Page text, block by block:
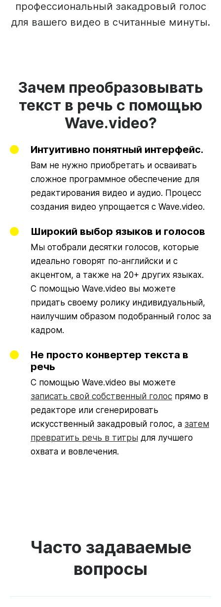
профессиональный закадровый голос
для вашего видео в считанные минуты.
Зачем преобразовывать
текст в речь с помощью
Wave.video?
Интуитивно понятный интерфейс.
Вам не нужно приобретать и осваивать
сложное программное обеспечение для
редактирования видео и аудио. Процесс
создания видео упрощается с Wave.video.
Широкий выбор языков и голосов
Мы отобрали десятки голосов, которые
идеально говорят по-английски и с
акцентом, а также на 20+ других языках.
С помощью Wave.video вы можете
придать своему ролику индивидуальный,
наилучшим образом подобранный голос за
кадром.
Не просто конвертер текста в
речь
С помощью Wave.video вы можете
записать свой собственный голос прямо в
редакторе или сгенерировать
искусственный закадровый голос, а затем
превратить речь в титры для лучшего
охвата и вовлечения.
Часто задаваемые
вопросы